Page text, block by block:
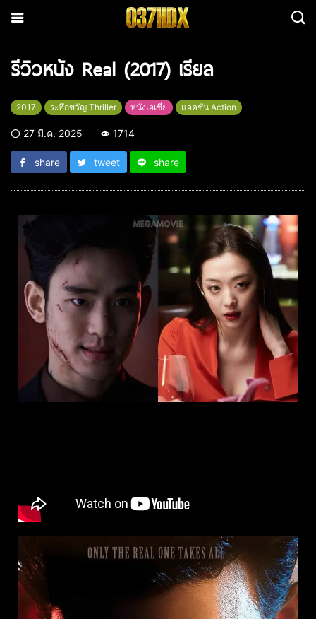
รีวิวหนัง Real (2017) เรียล
2017 ระทึกขวัญ Thriller หนังเอเชีย แอคชั่น Action
27 มี.ค. 2025 1714
share tweet share